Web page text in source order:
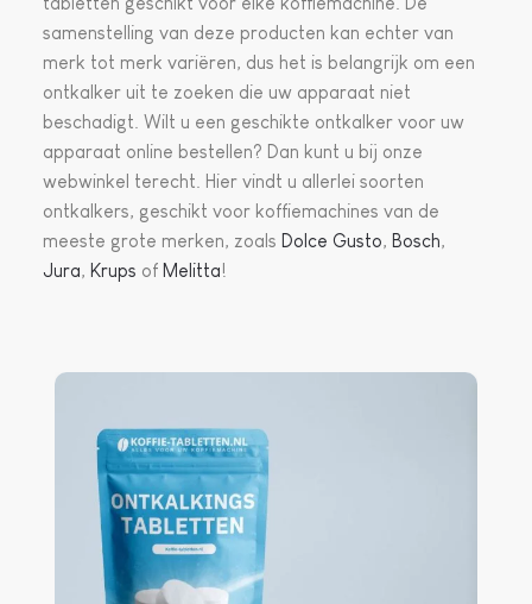
samenstelling van deze producten kan echter van
merk tot merk variëren, dus het is belangrijk om een
ontkalker uit te zoeken die uw apparaat niet
beschadigt. Wilt u een geschikte ontkalker voor uw
apparaat online bestellen? Dan kunt u bij onze
webwinkel terecht. Hier vindt u allerlei soorten
ontkalkers, geschikt voor koffiemachines van de
meeste grote merken, zoals Dolce Gusto, Bosch,
Jura, Krups of Melitta!